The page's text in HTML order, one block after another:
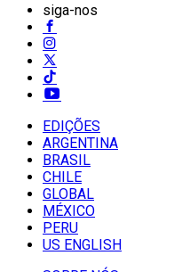
siga-nos
EDIÇÕES
ARGENTINA
BRASIL
CHILE
GLOBAL
MÉXICO
PERU
US ENGLISH